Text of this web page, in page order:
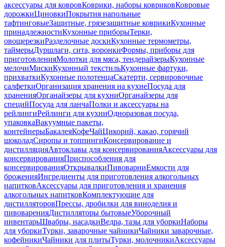
аксессуары для ковровКоврики, наборы ковриковКовровые
дорожкиЦиновкиПокрытия напольные
тафтинговыеЗащитные, грязезащитные коврикиКухонные
принадлежностиКухонные приборыТерки,
овощерезкиРазделочные доскиКухонные термометры,
таймерыДуршлаги, сита, воронкиФормы, приборы для
приготовленияМолотки для мяса, тендерайзерыКухонные
мелочиМискиКухонный текстильКухонные фартуки,
прихваткиКухонные полотенцаСкатерти, сервировочные
салфеткиОрганизация хранения на кухнеПосуда для
храненияОрганайзеры для кухниОрганайзеры для
специйПосуда для ланчаПолки и аксессуары на
рейлингиРейлинги для кухниОдноразовая посуда,
упаковкаВакуумные пакеты,
контейнерыБакалеяКофеЧайЦикорий, какао, горячий
шоколадСиропы и топпингиКонсервирование и
дистилляцияАвтоклавы для консервированияАксессуары для
консервированияПриспособления для
консервированияОткрывалкиПивоварниЕмкости для
броженияИнгредиенты для приготовления алкогольных
напитковАксессуары для приготовления и хранения
алкогольных напитковКомплектующие для
дистилляторовПрессы, дробилки для виноделия и
пивоваренияДистилляторы бытовыеУборочный
инвентарьШвабры, насадкиВедра, тазы для уборкиНаборы
для уборкиТурки, заварочные чайникиЧайники заварочные,
кофейникиЧайники для плитыТурки, молочникиАксессуары